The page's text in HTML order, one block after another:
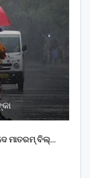
ମାତରମ୍‌ ବିଲ୍‌…